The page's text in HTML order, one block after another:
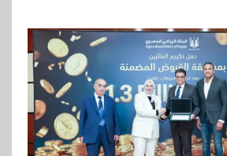
بنوك
بنك مصر يشارك في فعالية اليوم
العالمي للشباب ويقدم العديد من
العروض المجانية